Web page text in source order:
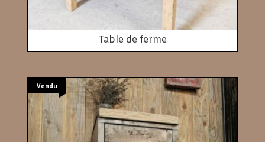
Table de ferme
Vendu